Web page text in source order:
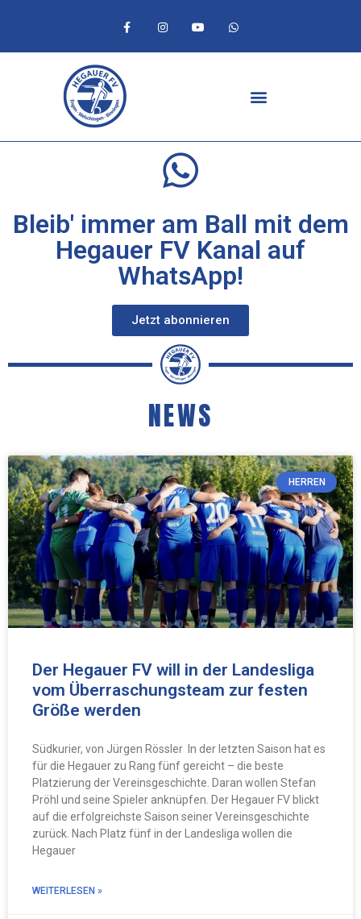
Bleib' immer am Ball mit dem
Hegauer FV Kanal auf
WhatsApp!
Jetzt abonnieren
NEWS
HERREN
Der Hegauer FV will in der Landesliga
vom Überraschungsteam zur festen
Größe werden
Südkurier, von Jürgen Rössler In der letzten Saison hat es
für die Hegauer zu Rang fünf gereicht – die beste
Platzierung der Vereinsgeschichte. Daran wollen Stefan
Pröhl und seine Spieler anknüpfen. Der Hegauer FV blickt
auf die erfolgreichste Saison seiner Vereinsgeschichte
zurück. Nach Platz fünf in der Landesliga wollen die
Hegauer
WEITERLESEN »